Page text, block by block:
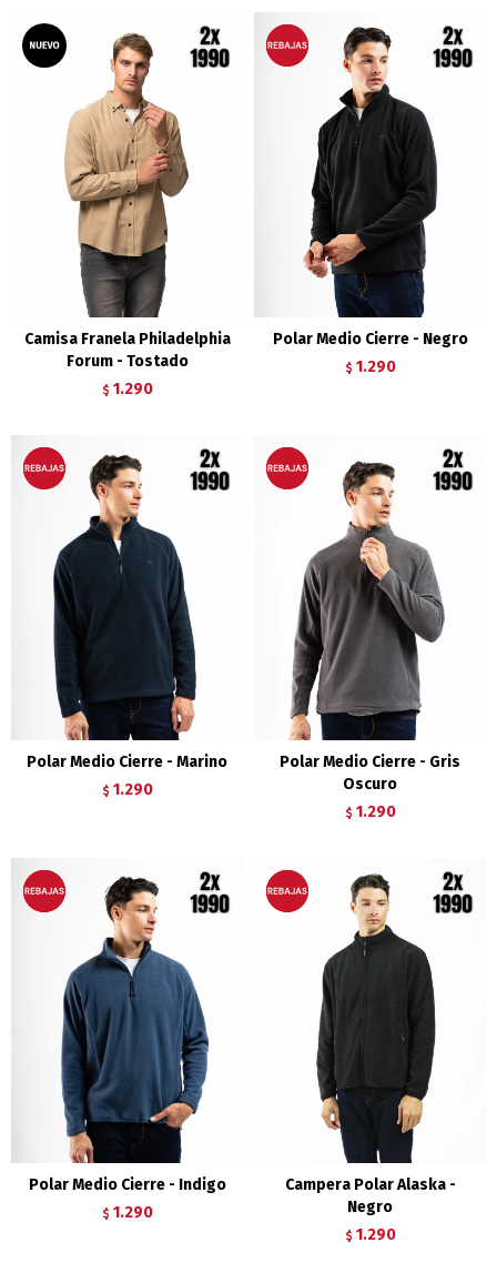
Camisa Franela Philadelphia
Forum - Tostado
$ 1.290
Polar Medio Cierre - Negro
$ 1.290
Polar Medio Cierre - Marino
$ 1.290
Polar Medio Cierre - Gris
Oscuro
$ 1.290
Polar Medio Cierre - Indigo
$ 1.290
Campera Polar Alaska -
Negro
$ 1.290